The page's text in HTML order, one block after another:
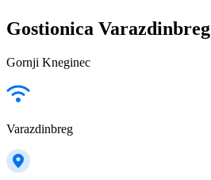
Gostionica Varazdinbreg
Gornji Kneginec
Varazdinbreg